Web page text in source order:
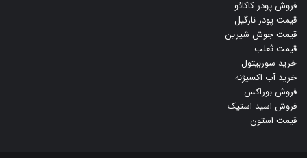
فروش پودر کاکائو
قیمت پودر نارگیل
قیمت جوش شیرین
قیمت ثعلب
خرید سوربیتول
خرید آب اکسیژنه
فروش بوراکس
فروش اسید استیک
قیمت استون